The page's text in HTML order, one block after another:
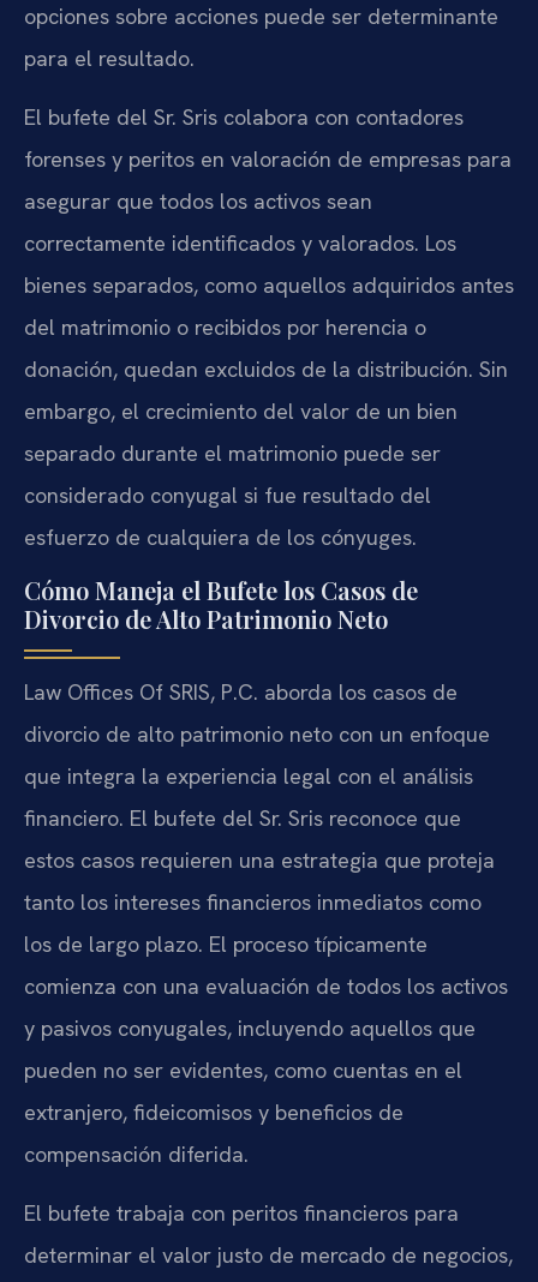
opciones sobre acciones puede ser determinante
para el resultado.
El bufete del Sr. Sris colabora con contadores
forenses y peritos en valoración de empresas para
asegurar que todos los activos sean
correctamente identificados y valorados. Los
bienes separados, como aquellos adquiridos antes
del matrimonio o recibidos por herencia o
donación, quedan excluidos de la distribución. Sin
embargo, el crecimiento del valor de un bien
separado durante el matrimonio puede ser
considerado conyugal si fue resultado del
esfuerzo de cualquiera de los cónyuges.
Cómo Maneja el Bufete los Casos de
Divorcio de Alto Patrimonio Neto
Law Offices Of SRIS, P.C. aborda los casos de
divorcio de alto patrimonio neto con un enfoque
que integra la experiencia legal con el análisis
financiero. El bufete del Sr. Sris reconoce que
estos casos requieren una estrategia que proteja
tanto los intereses financieros inmediatos como
los de largo plazo. El proceso típicamente
comienza con una evaluación de todos los activos
y pasivos conyugales, incluyendo aquellos que
pueden no ser evidentes, como cuentas en el
extranjero, fideicomisos y beneficios de
compensación diferida.
El bufete trabaja con peritos financieros para
determinar el valor justo de mercado de negocios,